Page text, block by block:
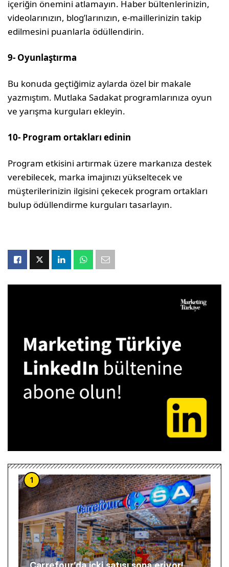
içeriğin önemini atlamayın. Haber bül­tenlerinizin,
videolarınızın, blog’larınızın, e-maillerinizin takip
edilmesini puanlarla ödüllendirin.
9- Oyunlaştırma
Bu konuda geçtiğimiz aylarda özel bir ma­kale
yazmıştım. Mutlaka Sadakat program­larınıza oyun
ve yarışma kurguları ekleyin.
10- Program ortakları edinin
Program etkisini artırmak üzere markanıza destek
verebilecek, marka imajınızı yüksel­tecek ve
müşterilerinizin ilgisini çekecek program ortakları
bulup ödüllendirme kur­guları tasarlayın.
1